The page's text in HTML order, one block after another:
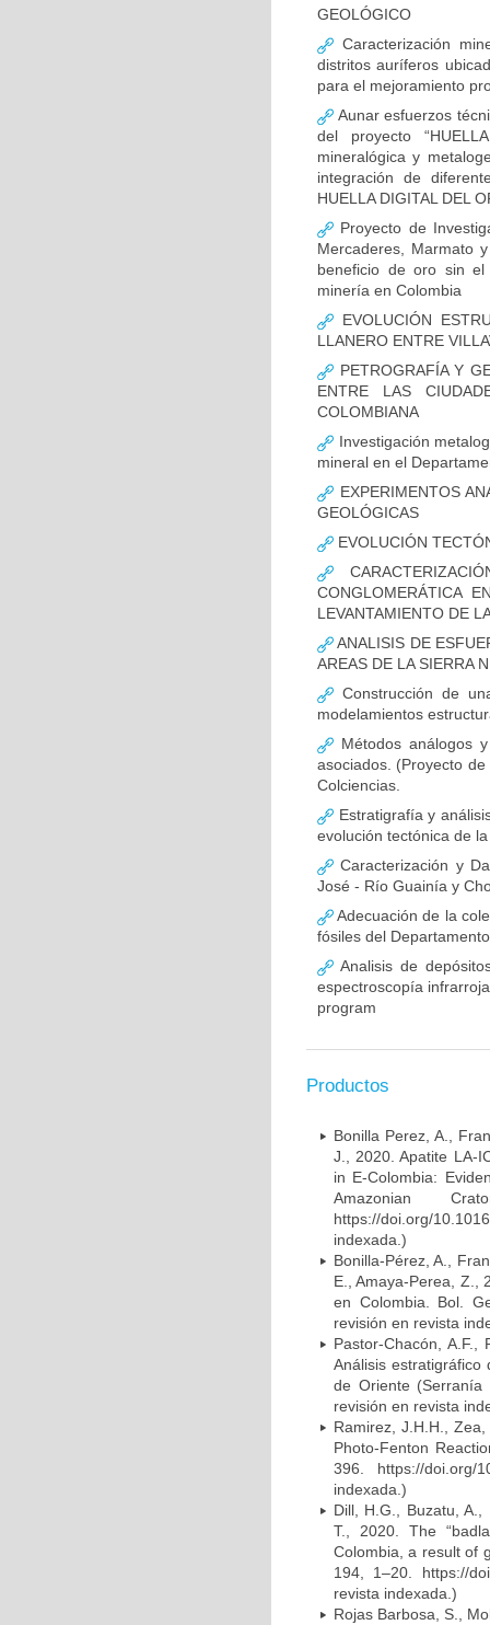
GEOLÓGICO
Caracterización
distritos auríferos
para el mejoramiento
Aunar esfuerzos
del proyecto
mineralógica y
integración de
HUELLA DIGITAL DEL
Proyecto de
Mercaderes, Marmato
beneficio de oro sin
minería en Colombia
EVOLUCIÓN
LLANERO ENTRE
PETROGRAFÍA Y
ENTRE LAS
COLOMBIANA
Investigación
mineral en el
EXPERIMENTOS
GEOLÓGICAS
EVOLUCIÓN
CONGLOMERÁTICA
LEVANTAMIENTO DE
ANALISIS DE
AREAS DE LA SIERRA
Construcción de
modelamientos
Métodos análogos
asociados. (Proyecto
Colciencias.
Estratigrafía y
evolución tectónica de
Caracterización y
José - Río Guainía y
Adecuación de la
fósiles del
Analisis de
espectroscopía
program
Productos
Bonilla Perez, A.,
J., 2020. Apatite LA-
in E-Colombia:
Amazonian
https://doi.org/
indexada.)
Bonilla-Pérez, A.,
E., Amaya-Perea, Z.,
en Colombia. Bol.
revisión en revista
Pastor-Chacón,
Análisis
de Oriente (Serranía
revisión en revista
Ramirez, J.H.H.,
Photo-Fenton
396. https://doi.org/
indexada.)
Dill, H.G., Buzatu,
T., 2020. The
Colombia, a result of
194, 1–20. https://
revista indexada.)
Rojas Barbosa, S.,